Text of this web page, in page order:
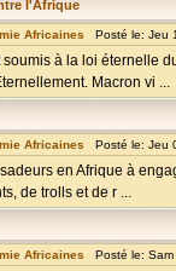
l'Afrique
Africaines Posté le: Jeu
à la loi éternelle
Macron vi ...
Africaines Posté le: Jeu
en Afrique à
de trolls et de r ...
Africaines Posté le: